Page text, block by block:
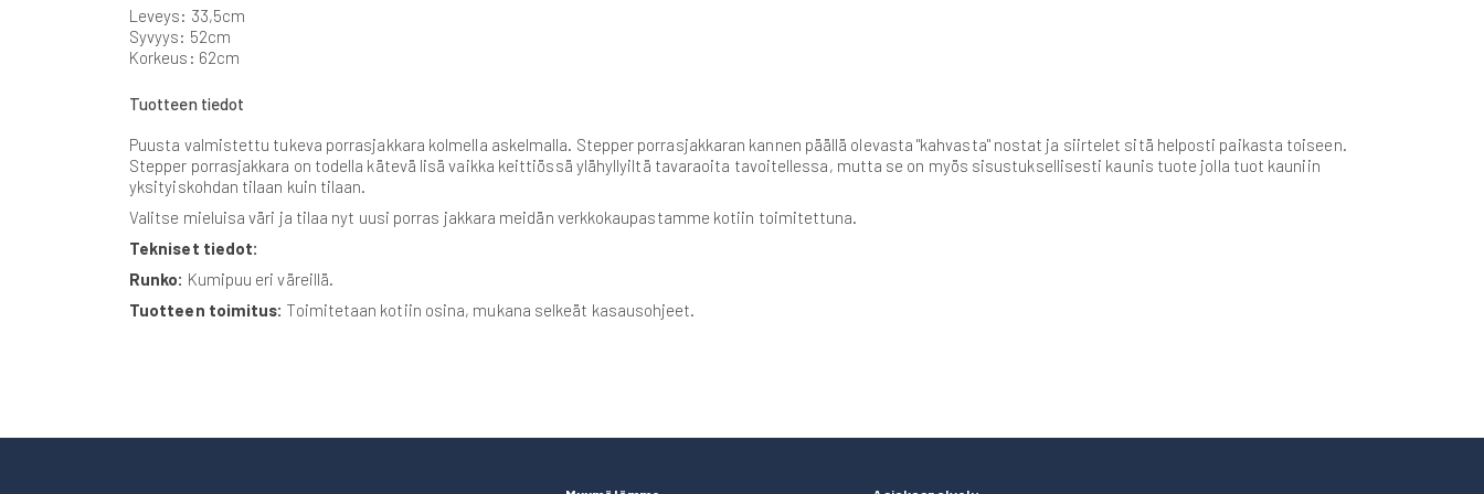
Leveys: 33,5cm
Syvyys: 52cm
Korkeus: 62cm
Tuotteen tiedot
Puusta valmistettu tukeva porrasjakkara kolmella askelmalla. Stepper porrasjakkaran kannen päällä olevasta "kahvasta" nostat ja siirtelet sitä helposti paikasta toiseen.
Stepper porrasjakkara on todella kätevä lisä vaikka keittiössä ylähyllyiltä tavaraoita tavoitellessa, mutta se on myös sisustuksellisesti kaunis tuote jolla tuot kauniin
yksityiskohdan tilaan kuin tilaan.
Valitse mieluisa väri ja tilaa nyt uusi porras jakkara meidän verkkokaupastamme kotiin toimitettuna.
Tekniset tiedot:
Runko: Kumipuu eri väreillä.
Tuotteen toimitus: Toimitetaan kotiin osina, mukana selkeät kasausohjeet.